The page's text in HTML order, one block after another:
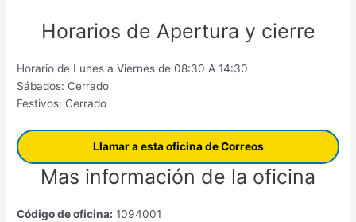
Horarios de Apertura y cierre
Horario de Lunes a Viernes de 08:30 A 14:30
Sábados: Cerrado
Festivos: Cerrado
Llamar a esta oficina de Correos
Mas información de la oficina
Código de oficina: 1094001